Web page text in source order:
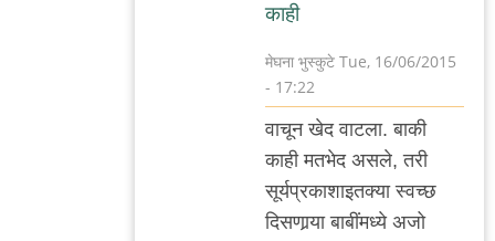
काही
मेघना भुस्कुटे Tue, 16/06/2015
- 17:22
reply
"ह्यांचे"
वाचून खेद वाटला. बाकी
काही मतभेद असले, तरी
सूर्यप्रकाशाइतक्या स्वच्छ
दिसणार्‍या बाबींमध्ये अजो